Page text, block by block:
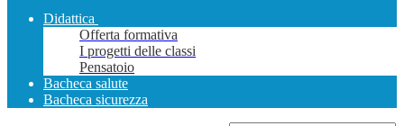
Didattica
Offerta formativa
I progetti delle classi
Pensatoio
Bacheca salute
Bacheca sicurezza